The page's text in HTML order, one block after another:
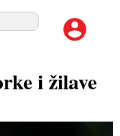
i žilave